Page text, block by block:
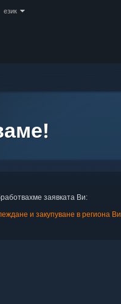
език
заявката Ви:
и закупуване в региона Ви